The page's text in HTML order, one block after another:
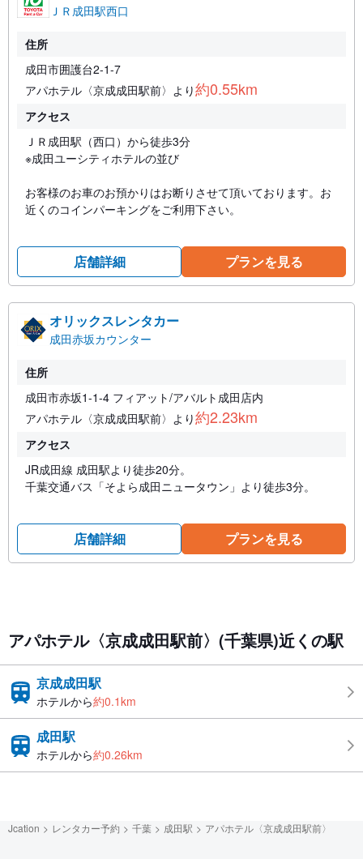
ＪＲ成田駅西口
住所
成田市囲護台2-1-7
アパホテル〈京成成田駅前〉より約0.55km
アクセス
ＪＲ成田駅（西口）から徒歩3分
※成田ユーシティホテルの並び
お客様のお車のお預かりはお断りさせて頂いております。お
近くのコインパーキングをご利用下さい。
店舗詳細 プランを見る
オリックスレンタカー
成田赤坂カウンター
住所
成田市赤坂1-1-4 フィアット/アバルト成田店内
アパホテル〈京成成田駅前〉より約2.23km
アクセス
JR成田線 成田駅より徒歩20分。
千葉交通バス「そよら成田ニュータウン」より徒歩3分。
店舗詳細 プランを見る
アパホテル〈京成成田駅前〉(千葉県)近くの駅
京成成田駅
ホテルから約0.1km
成田駅
ホテルから約0.26km
Jcation レンタカー予約 千葉 成田駅 アパホテル〈京成成田駅前〉